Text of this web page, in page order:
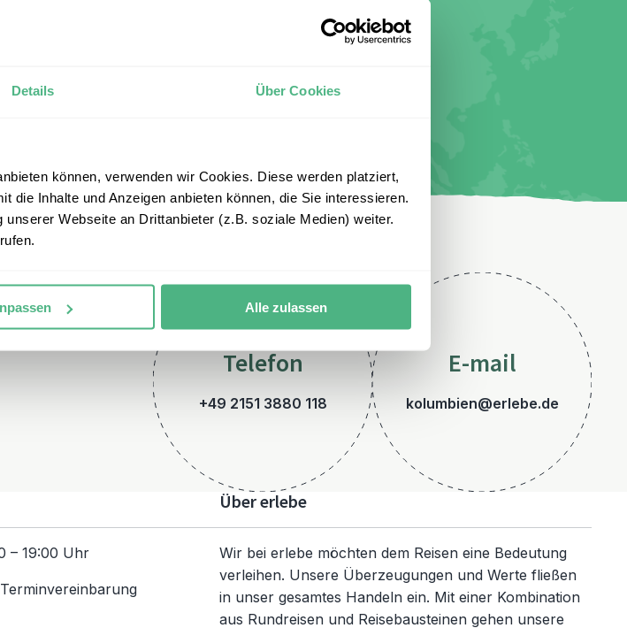
Details Über Cookies
können, verwenden wir Cookies. Diese werden platziert,
die Inhalte und Anzeigen anbieten können, die Sie interessieren.
Webseite an Drittanbieter (z.B. soziale Medien) weiter.
Alle zulassen
Telefon
+49 2151 3880 118
E-mail
kolumbien@erlebe.de
– 19:00 Uhr
Über erlebe
Wir bei erlebe möchten dem Reisen eine Bedeutung
verleihen. Unsere Überzeugungen und Werte fließen
in unser gesamtes Handeln ein. Mit einer Kombination
aus Rundreisen und Reisebausteinen gehen unsere